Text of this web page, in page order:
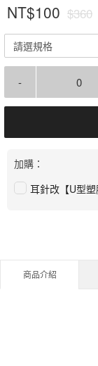
NT$100 $360
請選規格
-
加購：
耳針改【U型
商品介紹